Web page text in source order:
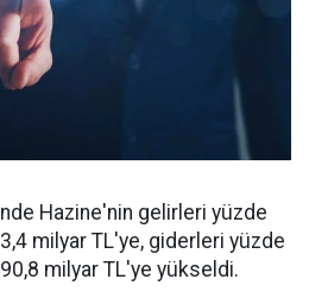
Hazine'nin gelirleri yüzde
milyar TL'ye, giderleri yüzde
milyar TL'ye yükseldi.